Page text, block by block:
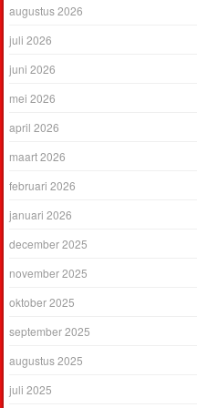
augustus 2026
juli 2026
juni 2026
mei 2026
april 2026
maart 2026
februari 2026
januari 2026
december 2025
november 2025
oktober 2025
september 2025
augustus 2025
juli 2025